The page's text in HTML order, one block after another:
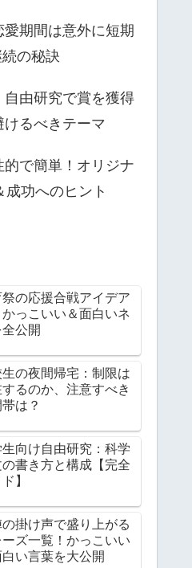
期間は意外に短期
の秘訣
由研究で賞を獲得
るべきテーマ
的で簡単！オリジナ
成功へのヒント
の応援合戦アイデア
っこいい＆面白いネ
全公開
の夜間帰宅：制限は
るのか、注意すべき
は？
生向け自由研究：科学
書き方と構成【完全
】
の掛け声で盛り上がる
ーズ一覧！かっこいい
白い言葉を大公開